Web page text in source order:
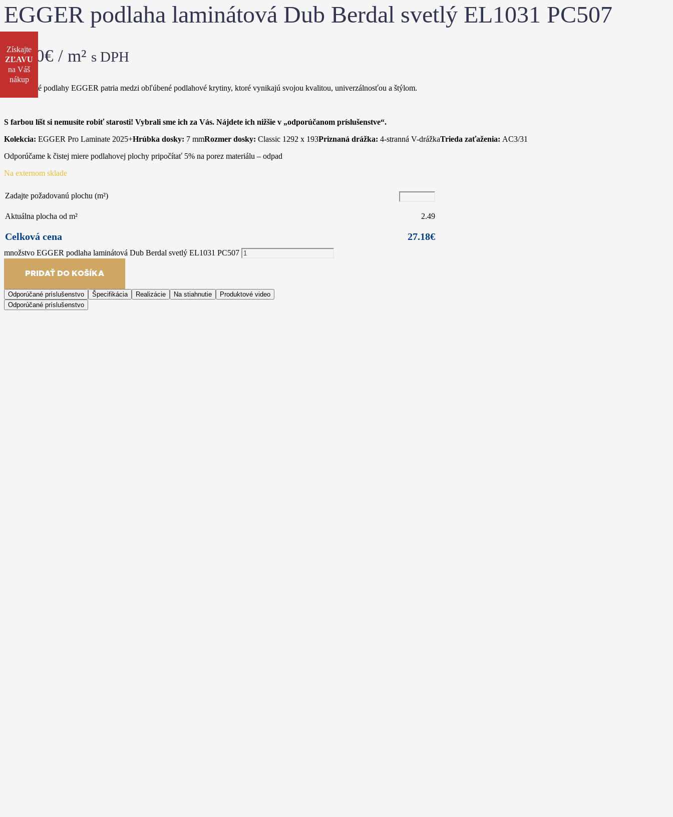
EGGER podlaha laminátová Dub Berdal svetlý EL1031 PC507
10.90€ / m² s DPH
Laminátové podlahy EGGER patria medzi obľúbené podlahové krytiny, ktoré vynikajú svojou kvalitou, univerzálnosťou a štýlom.
S farbou líšt si nemusíte robiť starosti! Vybrali sme ich za Vás. Nájdete ich nižšie v „odporúčanom príslušenstve“.
Kolekcia: EGGER Pro Laminate 2025+Hrúbka dosky: 7 mmRozmer dosky: Classic 1292 x 193Priznaná drážka: 4-stranná V-drážkaTrieda zaťaženia: AC3/31
Odporúčame k čistej miere podlahovej plochy pripočítať 5% na porez materiálu – odpad
Na externom sklade
Zadajte požadovanú plochu (m²)
Aktuálna plocha od m² 2.49
Celková cena 27.18€
množstvo EGGER podlaha laminátová Dub Berdal svetlý EL1031 PC507
PRIDAŤ DO KOŠÍKA
Odporúčané príslušenstvo Špecifikácia Realizácie Na stiahnutie
Produktové video
Odporúčané príslušenstvo
Získajte
ZĽAVU
na Váš
nákup